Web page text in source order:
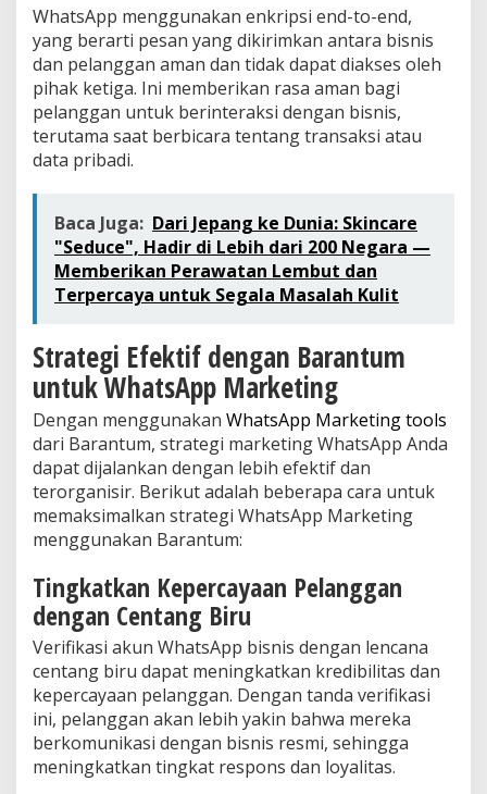
WhatsApp menggunakan enkripsi end-to-end,
yang berarti pesan yang dikirimkan antara bisnis
dan pelanggan aman dan tidak dapat diakses oleh
pihak ketiga. Ini memberikan rasa aman bagi
pelanggan untuk berinteraksi dengan bisnis,
terutama saat berbicara tentang transaksi atau
data pribadi.
Baca Juga: Dari Jepang ke Dunia: Skincare
"Seduce", Hadir di Lebih dari 200 Negara —
Memberikan Perawatan Lembut dan
Terpercaya untuk Segala Masalah Kulit
Strategi Efektif dengan Barantum
untuk WhatsApp Marketing
Dengan menggunakan WhatsApp Marketing tools
dari Barantum, strategi marketing WhatsApp Anda
dapat dijalankan dengan lebih efektif dan
terorganisir. Berikut adalah beberapa cara untuk
memaksimalkan strategi WhatsApp Marketing
menggunakan Barantum:
Tingkatkan Kepercayaan Pelanggan
dengan Centang Biru
Verifikasi akun WhatsApp bisnis dengan lencana
centang biru dapat meningkatkan kredibilitas dan
kepercayaan pelanggan. Dengan tanda verifikasi
ini, pelanggan akan lebih yakin bahwa mereka
berkomunikasi dengan bisnis resmi, sehingga
meningkatkan tingkat respons dan loyalitas.